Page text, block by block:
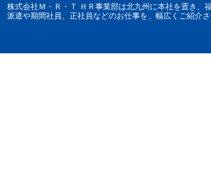
株式会社Ｍ・Ｒ・Ｔ ＨＲ事業部は北九州に本社を置き、
派遣や期間社員、正社員などのお仕事を、幅広くご紹介さ